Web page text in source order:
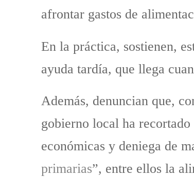
afrontar gastos de
En la práctica, sostienen,
ayuda tardía, que llega
Además, denuncian que,
gobierno local ha
económicas y deniega de
primarias”, entre ellos la